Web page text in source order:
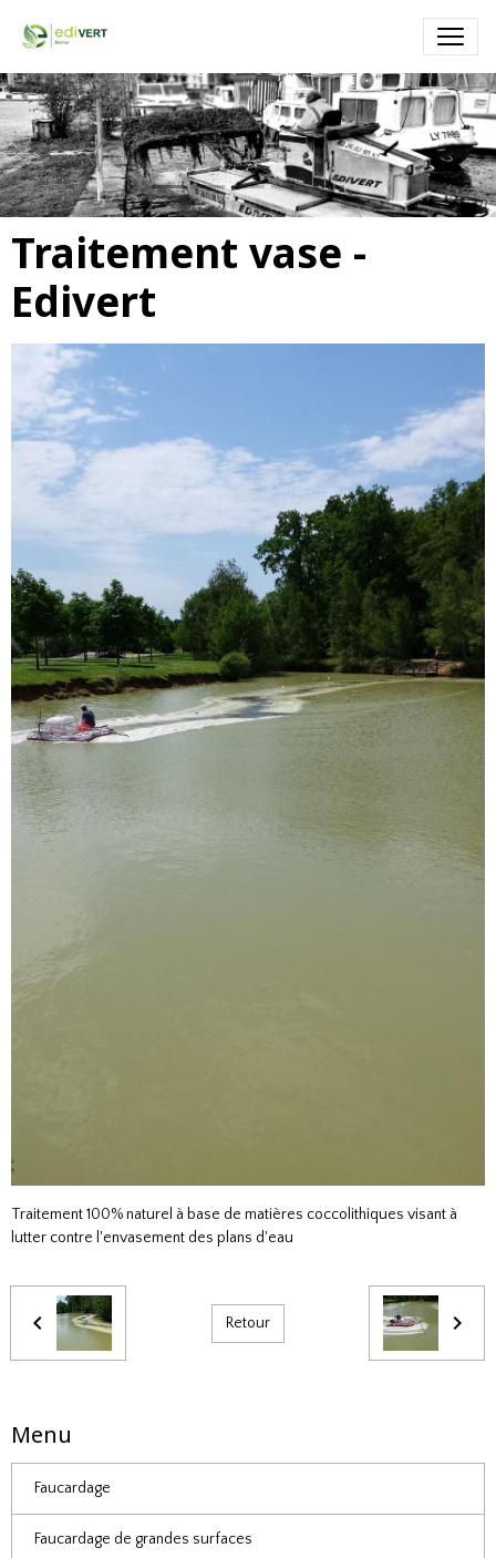
Faucardage - EDIVERT
Faucardage par un engin amphibie (Truxor) dans un port de
plaisance
Traitement vase -
Edivert
Traitement 100% naturel à base de matières coccolithiques visant à
lutter contre l'envasement des plans d'eau
Retour
Menu
Faucardage
Faucardage de grandes surfaces